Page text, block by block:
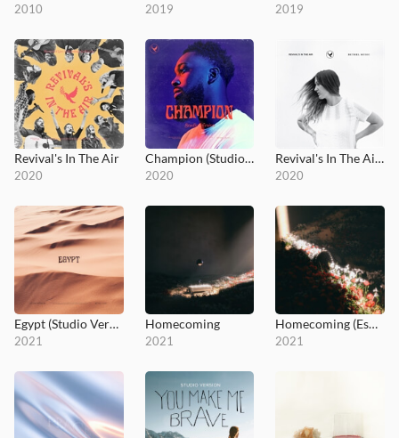
2010 2019 2019
Revival's In The Air
2020
Champion (Studio Version)
2020
Revival's In The Air (Studio Version)
2020
Egypt (Studio Version)
2021
Homecoming
2021
Homecoming (Español)
2021